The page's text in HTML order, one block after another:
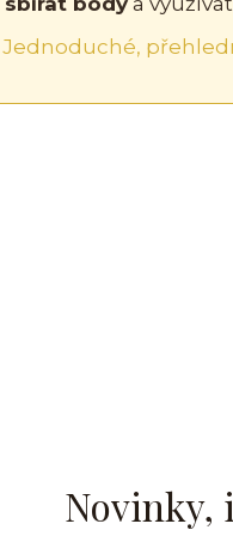
Jednoduché,
Novinky,